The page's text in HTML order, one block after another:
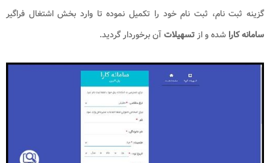
گزینه ثبت نام، ثبت نام خود را تکمیل نموده تا وارد بخش اشتغال فراگیر
سامانه کارا شده و ازتسهیلاتآن برخوردار گردید.